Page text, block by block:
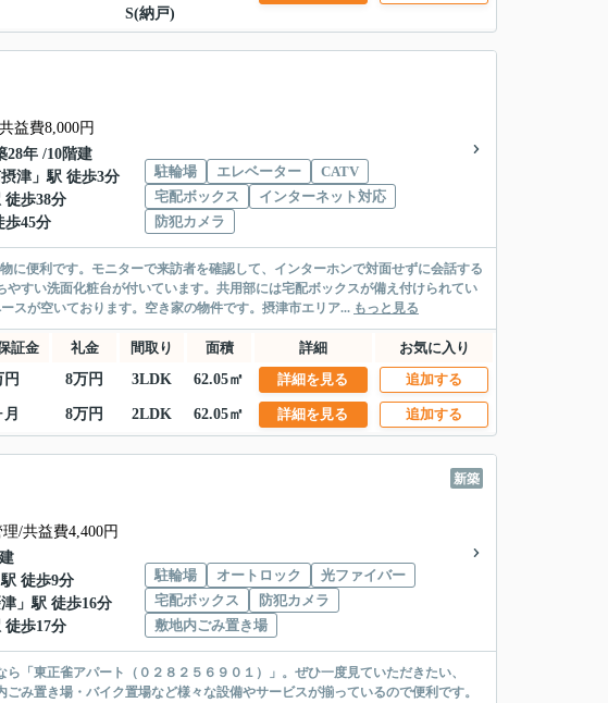
S(納戸)
益費8,000円
28年 /10階建
津 」駅 徒歩3分
徒歩38分
歩45分
駐輪場 エレベーター
CATV
宅配ボックス
インターネット対応
防犯カメラ
に便利です。モニターで来訪者を確認して、インターホンで対面せずに会話する
すい洗面化粧台が付いています。共用部には宅配ボックスが備え付けられてい
スが空いております。空き家の物件です。摂津市エリア... もっと見る
証金 礼金 間取り 面積 詳細
お気に入り
円 8万円 3LDK 62.05㎡ 詳細を見る 追加する
8万円 2LDK 62.05㎡ 詳細を見る 追加する
新築
理/共益費4,400円
駅 徒歩9分
」駅 徒歩16分
徒歩17分
駐輪場 オートロック
光ファイバー
宅配ボックス
防犯カメラ
敷地内ごみ置き場
「東正雀アパート（０２８２５６９０１）」。ぜひ一度見ていただきたい、
み置き場・バイク置場など様々な設備やサービスが揃っているので便利です。